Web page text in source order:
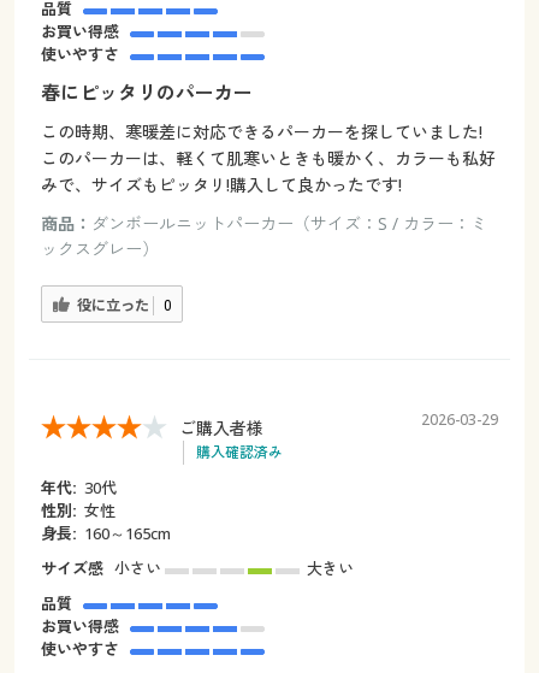
品質
お買い得感
使いやすさ
春にピッタリのパーカー
この時期、寒暖差に対応できるパーカーを探していました!
このパーカーは、軽くて肌寒いときも暖かく、カラーも私好
みで、サイズもピッタリ!購入して良かったです!
商品： ダンボールニットパーカー（サイズ：S / カラー：ミ
ックスグレー）
役に立った 0
ご購入者様
購入確認済み
2026-03-29
年代: 30代
性別: 女性
身長: 160～165cm
サイズ感 小さい
大きい
品質
お買い得感
使いやすさ